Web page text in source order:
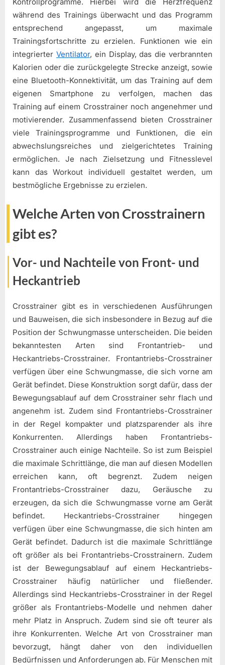
Kontrollprogramme. Hierbei wird die Herzfrequenz
während des Trainings überwacht und das Programm
entsprechend angepasst, um maximale
Trainingsfortschritte zu erzielen. Funktionen wie ein
integrierter Ventilator, ein Display, das die verbrannten
Kalorien oder die zurückgelegte Strecke anzeigt, sowie
eine Bluetooth-Konnektivität, um das Training auf dem
eigenen Smartphone zu verfolgen, machen das
Training auf einem Crosstrainer noch angenehmer und
motivierender. Zusammenfassend bieten Crosstrainer
viele Trainingsprogramme und Funktionen, die ein
abwechslungsreiches und zielgerichtetes Training
ermöglichen. Je nach Zielsetzung und Fitnesslevel
kann das Workout individuell gestaltet werden, um
bestmögliche Ergebnisse zu erzielen.
Welche Arten von Crosstrainern
gibt es?
Vor- und Nachteile von Front- und
Heckantrieb
Crosstrainer gibt es in verschiedenen Ausführungen
und Bauweisen, die sich insbesondere in Bezug auf die
Position der Schwungmasse unterscheiden. Die beiden
bekanntesten Arten sind Frontantrieb- und
Heckantriebs-Crosstrainer. Frontantriebs-Crosstrainer
verfügen über eine Schwungmasse, die sich vorne am
Gerät befindet. Diese Konstruktion sorgt dafür, dass der
Bewegungsablauf auf dem Crosstrainer sehr flach und
angenehm ist. Zudem sind Frontantriebs-Crosstrainer
in der Regel kompakter und platzsparender als ihre
Konkurrenten. Allerdings haben Frontantriebs-
Crosstrainer auch einige Nachteile. So ist zum Beispiel
die maximale Schrittlänge, die man auf diesen Modellen
erreichen kann, oft begrenzt. Zudem neigen
Frontantriebs-Crosstrainer dazu, Geräusche zu
erzeugen, da sich die Schwungmasse vorne am Gerät
befindet. Heckantriebs-Crosstrainer hingegen
verfügen über eine Schwungmasse, die sich hinten am
Gerät befindet. Dadurch ist die maximale Schrittlänge
oft größer als bei Frontantriebs-Crosstrainern. Zudem
ist der Bewegungsablauf auf einem Heckantriebs-
Crosstrainer häufig natürlicher und fließender.
Allerdings sind Heckantriebs-Crosstrainer in der Regel
größer als Frontantriebs-Modelle und nehmen daher
mehr Platz in Anspruch. Zudem sind sie oft teurer als
ihre Konkurrenten. Welche Art von Crosstrainer man
bevorzugt, hängt daher von den individuellen
Bedürfnissen und Anforderungen ab. Für Menschen mit